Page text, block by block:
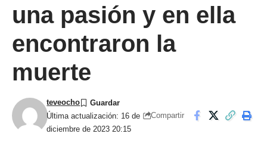
una pasión y en ella
encontraron la
muerte
Última actualización: 16 de
diciembre de 2023 20:15
teveocho
Compartir